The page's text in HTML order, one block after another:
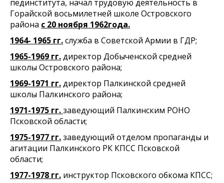
пединститута, начал трудовую деятельность в
Горайской восьмилетней школе Островского
района с 20 ноября 1962года.
1964- 1965 гг.служба в Советской Армии в ГДР;
1965-1969 гг.директор Добыченской средней
школы Островского района;
1969-1971 гг.директор Палкинской средней
школы Палкинского района;
1971-1975 гг.заведующий Палкинским РОНО
Псковской области;
1975-1977 гг.заведующий отделом пропаганды и
агитации Палкинского РК КПСС Псковской
области;
1977-1978 гг. инструктор Псковского обкома КПСС;